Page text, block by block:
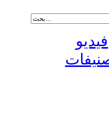
فيديو